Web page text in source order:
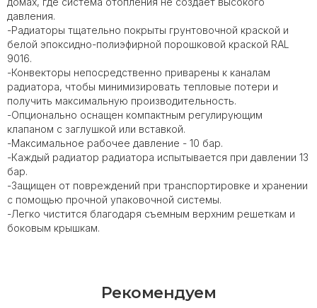
давления.
-Радиаторы тщательно покрыты грунтовочной краской и
белой эпоксидно-полиэфирной порошковой краской RAL
9016.
-Конвекторы непосредственно приварены к каналам
радиатора, чтобы минимизировать тепловые потери и
получить максимальную производительность.
-Опционально оснащен компактным регулирующим
клапаном с заглушкой или вставкой.
-Максимальное рабочее давление - 10 бар.
-Каждый радиатор радиатора испытывается при давлении 13
бар.
-Защищен от повреждений при транспортировке и хранении
с помощью прочной упаковочной системы.
-Легко чистится благодаря съемным верхним решеткам и
боковым крышкам.
Рекомендуем